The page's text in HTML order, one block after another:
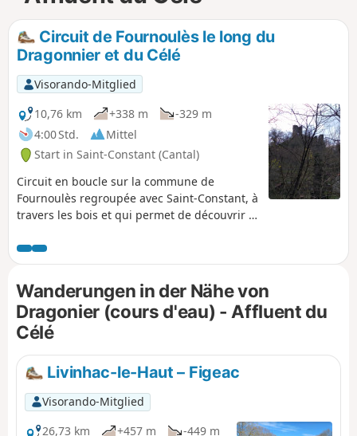
Circuit de Fournoulès le long du
Dragonnier et du Célé
Visorando-Mitglied
10,76 km
+338 m
-329 m
4:00 Std.
Mittel
Start in Saint-Constant (Cantal)
Circuit en boucle sur la commune de
Fournoulès regroupée avec Saint-Constant, à
travers les bois et qui permet de découvrir le
vues panoramiques.
Wanderungen in der Nähe von
Dragonier (cours d'eau) - Affluent du
Célé
Livinhac-le-Haut – Figeac
Visorando-Mitglied
26,73 km
+457 m
-449 m